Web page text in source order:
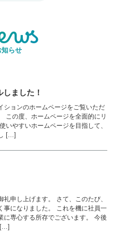
知らせ
ました！
ションのホームページをご覧いただ
この度、ホームページを全面的にリ
いやすいホームページを目指して、
[…]
申し上げます。 さて、このたび、
事になりました。 これを機に社員一
に専心する所存でございます。 今後
[…]